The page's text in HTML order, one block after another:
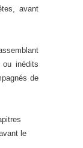
avant
ou inédits
de
le